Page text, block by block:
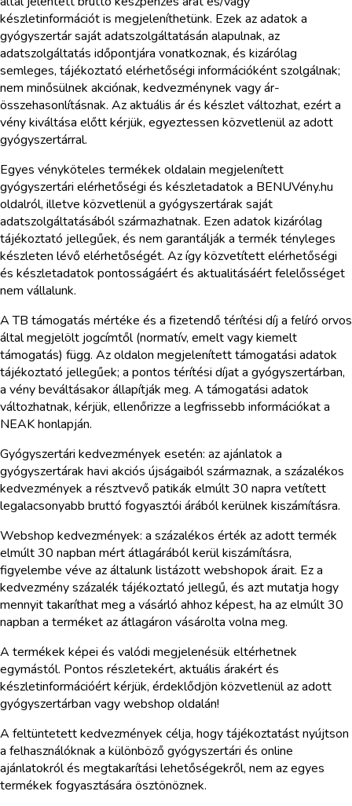
készletinformációt is megjeleníthetünk. Ezek az adatok a
gyógyszertár saját adatszolgáltatásán alapulnak, az
adatszolgáltatás időpontjára vonatkoznak, és kizárólag
semleges, tájékoztató elérhetőségi információként szolgálnak;
nem minősülnek akciónak, kedvezménynek vagy ár-
összehasonlításnak. Az aktuális ár és készlet változhat, ezért a
vény kiváltása előtt kérjük, egyeztessen közvetlenül az adott
gyógyszertárral.
Egyes vényköteles termékek oldalain megjelenített
gyógyszertári elérhetőségi és készletadatok a BENUVény.hu
oldalról, illetve közvetlenül a gyógyszertárak saját
adatszolgáltatásából származhatnak. Ezen adatok kizárólag
tájékoztató jellegűek, és nem garantálják a termék tényleges
készleten lévő elérhetőségét. Az így közvetített elérhetőségi
és készletadatok pontosságáért és aktualitásáért felelősséget
nem vállalunk.
A TB támogatás mértéke és a fizetendő térítési díj a felíró orvos
által megjelölt jogcímtől (normatív, emelt vagy kiemelt
támogatás) függ. Az oldalon megjelenített támogatási adatok
tájékoztató jellegűek; a pontos térítési díjat a gyógyszertárban,
a vény beváltásakor állapítják meg. A támogatási adatok
változhatnak, kérjük, ellenőrizze a legfrissebb információkat a
NEAK honlapján.
Gyógyszertári kedvezmények esetén: az ajánlatok a
gyógyszertárak havi akciós újságaiból származnak, a százalékos
kedvezmények a résztvevő patikák elmúlt 30 napra vetített
legalacsonyabb bruttó fogyasztói árából kerülnek kiszámításra.
Webshop kedvezmények: a százalékos érték az adott termék
elmúlt 30 napban mért átlagárából kerül kiszámításra,
figyelembe véve az általunk listázott webshopok árait. Ez a
kedvezmény százalék tájékoztató jellegű, és azt mutatja hogy
mennyit takaríthat meg a vásárló ahhoz képest, ha az elmúlt 30
napban a terméket az átlagáron vásárolta volna meg.
A termékek képei és valódi megjelenésük eltérhetnek
egymástól. Pontos részletekért, aktuális árakért és
készletinformációért kérjük, érdeklődjön közvetlenül az adott
gyógyszertárban vagy webshop oldalán!
A feltüntetett kedvezmények célja, hogy tájékoztatást nyújtson
a felhasználóknak a különböző gyógyszertári és online
ajánlatokról és megtakarítási lehetőségekről, nem az egyes
termékek fogyasztására ösztönöznek.